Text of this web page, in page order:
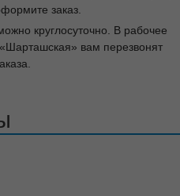
заказ.
круглосуточно. В рабочее
вам перезвонят